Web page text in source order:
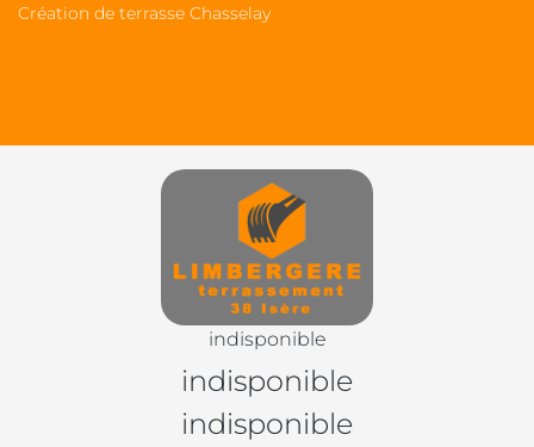
Création de terrasse Chasselay
indisponible
indisponible
indisponible